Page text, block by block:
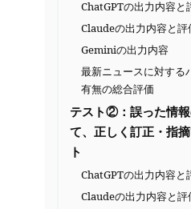
ChatGPTの出力内容と
Claudeの出力内容と評
Geminiの出力内容
最新ニュースに対する
有無の総合評価
テスト②：誤った情
て、正しく訂正・指
ト
ChatGPTの出力内容と
Claudeの出力内容と評